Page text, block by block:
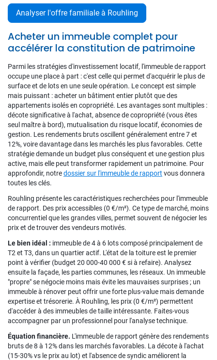
Analyser l'offre familiale à Rouhling
Acheter un immeuble complet pour
accélérer la constitution de patrimoine
Parmi les stratégies d'investissement locatif, l'immeuble de rapport
occupe une place à part : c'est celle qui permet d'acquérir le plus de
surface et de lots en une seule opération. Le concept est simple
mais puissant : acheter un bâtiment entier plutôt que des
appartements isolés en copropriété. Les avantages sont multiples :
décote significative à l'achat, absence de copropriété (vous êtes
seul maître à bord), mutualisation du risque locatif, économies de
gestion. Les rendements bruts oscillent généralement entre 7 et
12%, voire davantage dans les marchés les plus favorables. Cette
stratégie demande un budget plus conséquent et une gestion plus
active, mais elle peut transformer rapidement un patrimoine. Pour
approfondir, notredossier sur l'immeuble de rapport vous donnera
toutes les clés.
Rouhling présente les caractéristiques recherchées pour l'immeuble
de rapport. Des prix accessibles (0 €/m²). Ce type de marché, moins
concurrentiel que les grandes villes, permet souvent de négocier les
prix et de trouver des vendeurs motivés.
Le bien idéal : immeuble de 4 à 6 lots composé principalement de
T2 et T3, dans un quartier actif. L'état de la toiture est le premier
point à vérifier (budget 20 000-40 000 € si à refaire). Analysez
ensuite la façade, les parties communes, les réseaux. Un immeuble
"propre" se négocie moins mais évite les mauvaises surprises ; un
immeuble à rénover peut offrir une forte plus-value mais demande
expertise et trésorerie. À Rouhling, les prix (0 €/m²) permettent
d'accéder à des immeubles de taille intéressante. Faites-vous
accompagner par un professionnel pour l'analyse technique.
Équation financière. L'immeuble de rapport génère des rendements
bruts de 8 à 12% dans les marchés favorables. La décote à l'achat
(15-30% vs le prix au lot) et l'absence de syndic améliorent la